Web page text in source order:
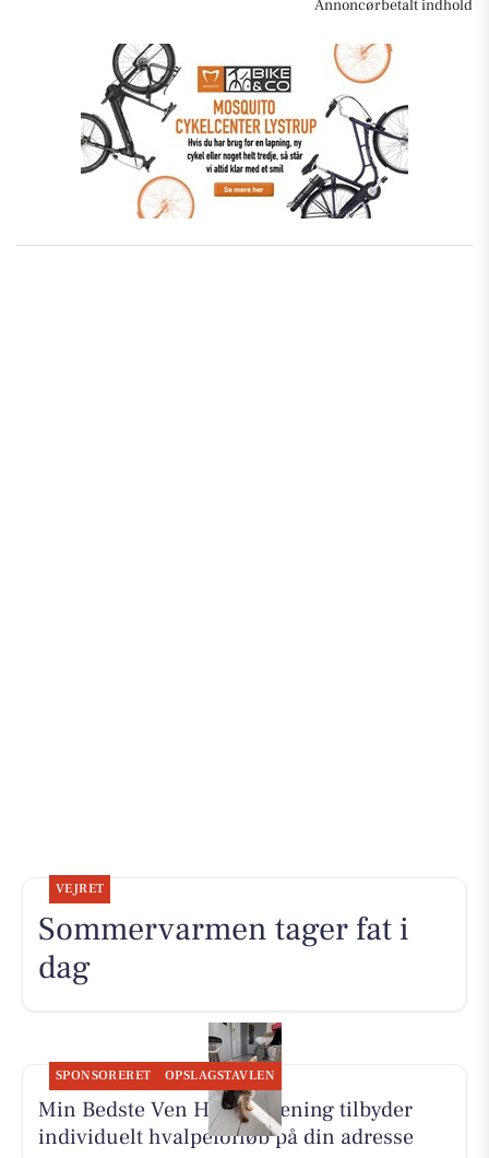
Annoncørbetalt indhold
VEJRET
Sommervarmen tager fat i
dag
SPONSORERET OPSLAGSTAVLEN
Min Bedste Ven Hundetræning tilbyder
individuelt hvalpeforløb på din adresse